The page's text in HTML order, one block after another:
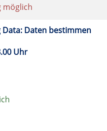
möglich
Data: Daten bestimmen
Uhr